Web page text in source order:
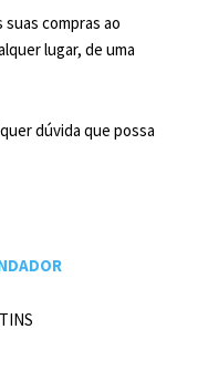
compras ao
lugar, de uma
dúvida que possa